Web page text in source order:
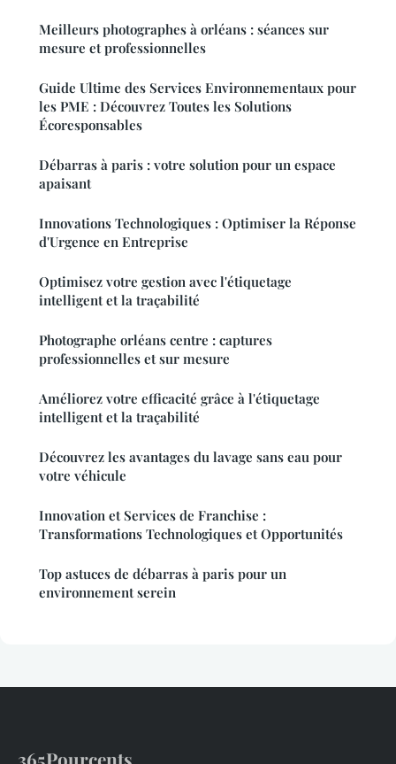
Meilleurs photographes à orléans : séances sur
mesure et professionnelles
Guide Ultime des Services Environnementaux pour
les PME : Découvrez Toutes les Solutions
Écoresponsables
Débarras à paris : votre solution pour un espace
apaisant
Innovations Technologiques : Optimiser la Réponse
d'Urgence en Entreprise
Optimisez votre gestion avec l'étiquetage
intelligent et la traçabilité
Photographe orléans centre : captures
professionnelles et sur mesure
Améliorez votre efficacité grâce à l'étiquetage
intelligent et la traçabilité
Découvrez les avantages du lavage sans eau pour
votre véhicule
Innovation et Services de Franchise :
Transformations Technologiques et Opportunités
Top astuces de débarras à paris pour un
environnement serein
365Pourcents